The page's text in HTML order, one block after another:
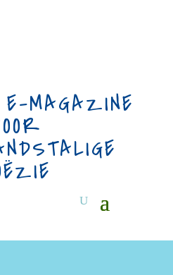
MAGAZINE